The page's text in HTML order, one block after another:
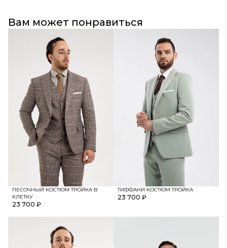
Вам может понравиться
ПЕСОЧНЫЙ КОСТЮМ ТРОЙКА В
КЛЕТКУ
23 700 ₽
ТИФФАНИ КОСТЮМ ТРОЙКА
23 700 ₽